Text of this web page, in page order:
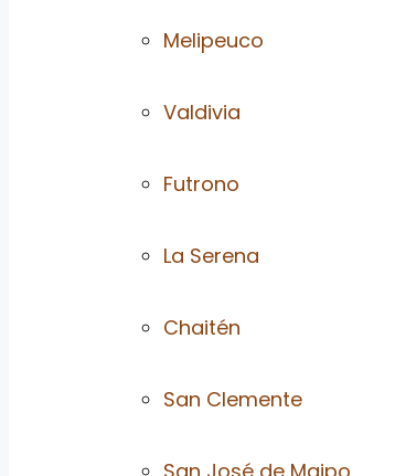
Melipeuco
Valdivia
Futrono
La Serena
Chaitén
San Clemente